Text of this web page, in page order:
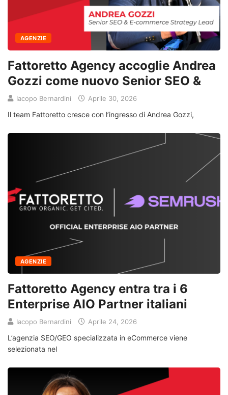
AGENZIE
Fattoretto Agency accoglie Andrea
Gozzi come nuovo Senior SEO &
Iacopo Bernardini Aprile 30, 2026
Il team Fattoretto cresce con l’ingresso di Andrea Gozzi,
AGENZIE
Fattoretto Agency entra tra i 6
Enterprise AIO Partner italiani
Iacopo Bernardini Aprile 24, 2026
L’agenzia SEO/GEO specializzata in eCommerce viene
selezionata nel